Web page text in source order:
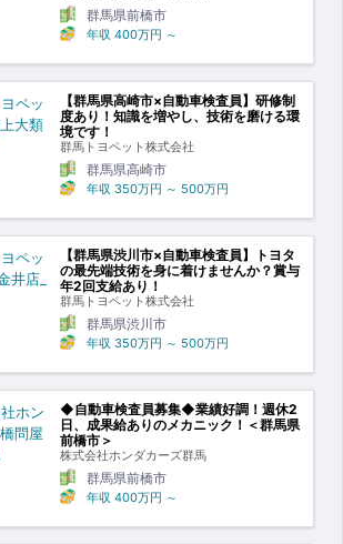
群馬県前橋市
年収 400万円 ～
【群馬県高崎市×自動車検査員】研修制
度あり！知識を増やし、技術を磨ける環
境です！
群馬トヨペット株式会社
群馬県高崎市
年収 350万円 ～ 500万円
【群馬県渋川市×自動車検査員】トヨタ
の最先端技術を身に着けませんか？賞与
年2回支給あり！
群馬トヨペット株式会社
群馬県渋川市
年収 350万円 ～ 500万円
◆自動車検査員募集◆業績好調！週休2
日、成果給ありのメカニック！＜群馬県
前橋市＞
株式会社ホンダカーズ群馬
群馬県前橋市
年収 400万円 ～